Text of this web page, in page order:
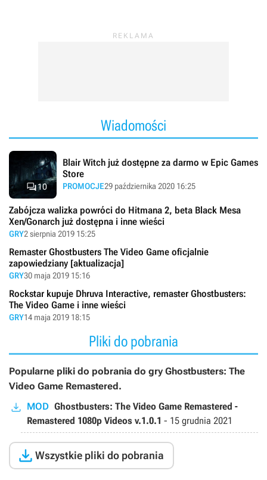
Wiadomości
10
Blair Witch już dostępne za darmo w Epic Games
Store
PROMOCJE29 października 2020 16:25
Zabójcza walizka powróci do Hitmana 2, beta Black Mesa
Xen/Gonarch już dostępna i inne wieści
GRY2 sierpnia 2019 15:25
Remaster Ghostbusters The Video Game oficjalnie
zapowiedziany [aktualizacja]
GRY30 maja 2019 15:16
Rockstar kupuje Dhruva Interactive, remaster Ghostbusters:
The Video Game i inne wieści
GRY14 maja 2019 18:15
Pliki do pobrania
Popularne pliki do pobrania do gry Ghostbusters: The
Video Game Remastered.
MOD Ghostbusters: The Video Game Remastered -
Remastered 1080p Videos v.1.0.1 - 15 grudnia 2021
 Wszystkie pliki do pobrania